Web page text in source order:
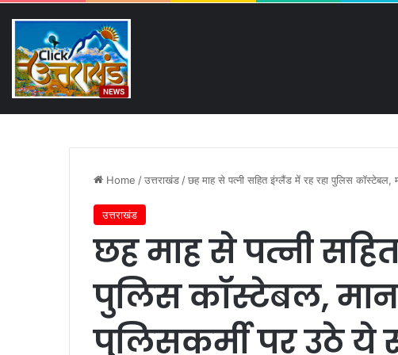
Saturday, August 8 2026
Home /उत्तराखंड /छह माह से पत्नी सहित इंग्लैंड में रह रहा पुलिस
उत्तराखंड
छह माह से पत्नी
पुलिस कॉस्टेबल,
पुलिसकर्मी पर उठे ये